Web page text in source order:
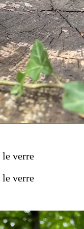
le verre
le verre